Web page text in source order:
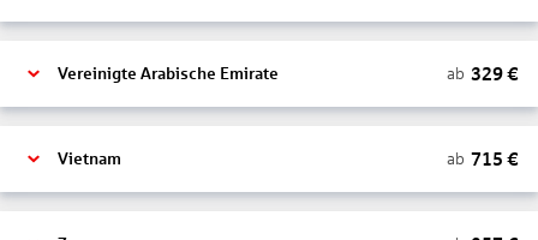
Vereinigte Arabische Emirate ab 329€
Vietnam ab 715 €